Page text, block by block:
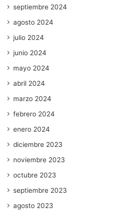
septiembre 2024
agosto 2024
julio 2024
junio 2024
mayo 2024
abril 2024
marzo 2024
febrero 2024
enero 2024
diciembre 2023
noviembre 2023
octubre 2023
septiembre 2023
agosto 2023